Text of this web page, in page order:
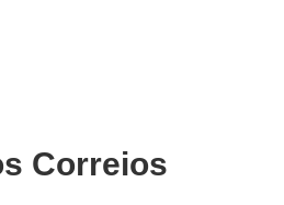
Correios